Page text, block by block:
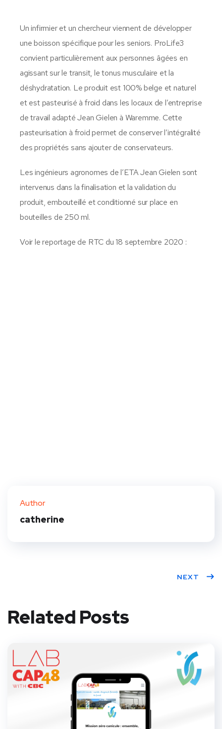
Un infirmier et un chercheur viennent de développer
une boisson spécifique pour les seniors. ProLife3
convient particulièrement aux personnes âgées en
agissant sur le transit, le tonus musculaire et la
déshydratation. Le produit est 100% belge et naturel
et est pasteurisé à froid dans les locaux de l’entreprise
de travail adapté Jean Gielen à Waremme. Cette
pasteurisation à froid permet de conserver l’intégralité
des propriétés sans ajouter de conservateurs.
Les ingénieurs agronomes de l’ETA Jean Gielen sont
intervenus dans la finalisation et la validation du
produit, embouteillé et conditionné sur place en
bouteilles de 250 ml.
Voir le reportage de RTC du 18 septembre 2020 :
Author
catherine
NEXT
Related Posts